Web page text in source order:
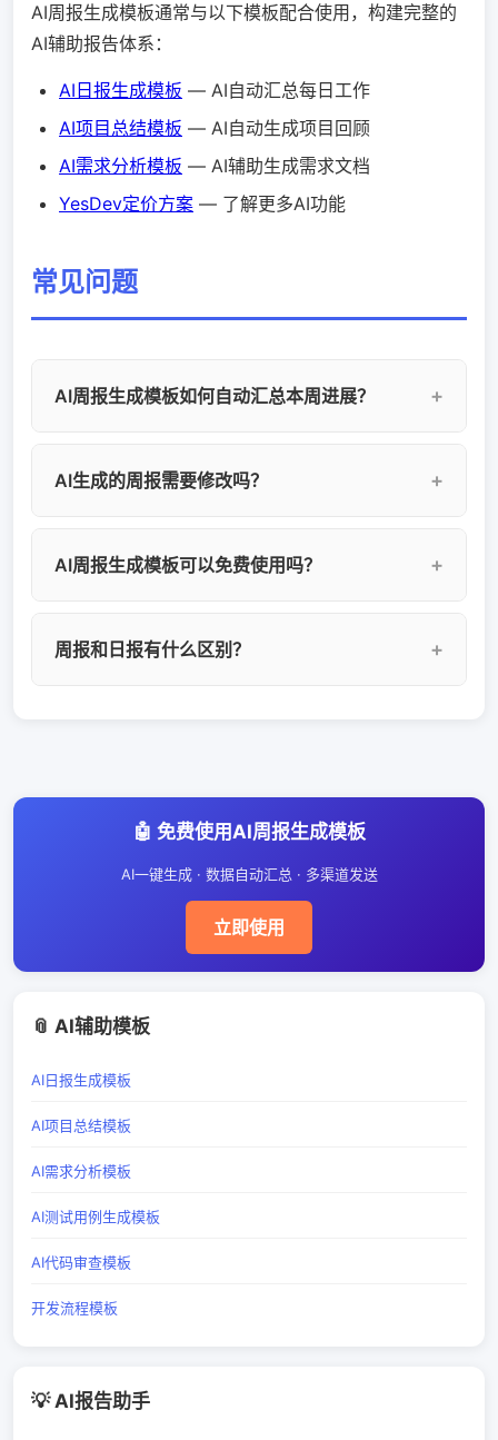
AI周报生成模板通常与以下模板配合使用，构建完整的
AI辅助报告体系：
AI日报生成模板 — AI自动汇总每日工作
AI项目总结模板 — AI自动生成项目回顾
AI需求分析模板 — AI辅助生成需求文档
YesDev定价方案 — 了解更多AI功能
常见问题
AI周报生成模板如何自动汇总本周进展？
完成的任务、关闭的缺陷、提交的代码等数据，
展、关键成果、延期事项和风险预警。无需手动
AI生成的周报需要修改吗？
务背景说明和调整表述方式。AI负责数据汇总和
整体编写时间可从30分钟缩短到5分钟。
AI周报生成模板可以免费使用吗？
线使用，支持AI一键生成周报、多人协作编辑，
周报和日报有什么区别？
同，AI周报模板和AI日报模板各有侧重。
🤖 免费使用AI周报生成模板
AI一键生成 · 数据自动汇总 · 多渠道发送
立即使用
📎 AI辅助模板
AI日报生成模板
AI项目总结模板
AI需求分析模板
AI测试用例生成模板
AI代码审查模板
开发流程模板
💡 AI报告助手